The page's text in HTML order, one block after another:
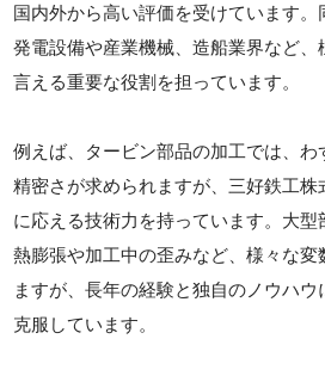
国内外から高い評価を受けています。
発電設備や産業機械、造船業界など、
言える重要な役割を担っています。
例えば、タービン部品の加工では、わ
精密さが求められますが、三好鉄工
に応える技術力を持っています。大
熱膨張や加工中の歪みなど、様々な変
ますが、長年の経験と独自のノウハ
克服しています。